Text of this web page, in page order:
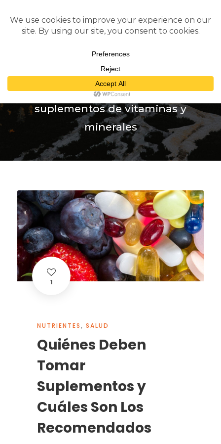
Tag
suplementos de vitaminas y
minerales
1
NUTRIENTES, SALUD
Quiénes Deben
Tomar
Suplementos y
Cuáles Son Los
Recomendados